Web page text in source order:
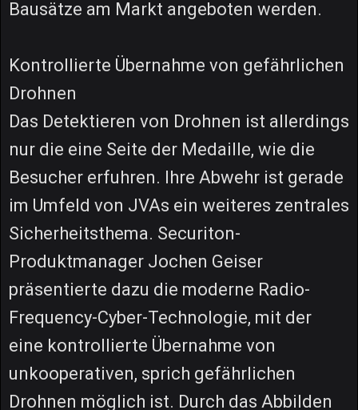
Bausätze am Markt angeboten werden.
Kontrollierte Übernahme von gefährlichen
Drohnen
Das Detektieren von Drohnen ist allerdings
nur die eine Seite der Medaille, wie die
Besucher erfuhren. Ihre Abwehr ist gerade
im Umfeld von JVAs ein weiteres zentrales
Sicherheitsthema. Securiton-
Produktmanager Jochen Geiser
präsentierte dazu die moderne Radio-
Frequency-Cyber-Technologie, mit der
eine kontrollierte Übernahme von
unkooperativen, sprich gefährlichen
Drohnen möglich ist. Durch das Abbilden